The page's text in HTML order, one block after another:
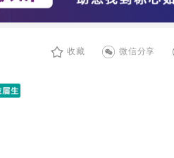
收藏 微信分享